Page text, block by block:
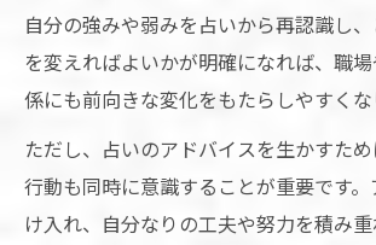
自分の強みや弱みを占いから再認識し
を変えればよいかが明確になれば、職
係にも前向きな変化をもたらしやすくな
ただし、占いのアドバイスを生かすた
行動も同時に意識することが重要です
け入れ、自分なりの工夫や努力を積み